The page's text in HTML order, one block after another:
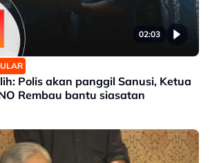
02:03
Polis akan panggil Sanusi, Ketua
Rembau bantu siasatan